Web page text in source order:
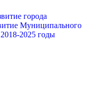
города
Муниципального
2025 годы